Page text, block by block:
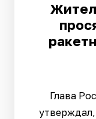
Глава